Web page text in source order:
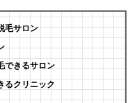
毛サロン
できるサロン
るクリニック